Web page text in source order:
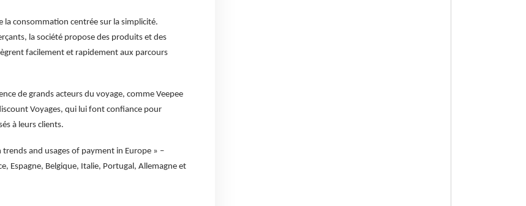
la consommation centrée sur la simplicité.
la société propose des produits et des
facilement et rapidement aux parcours
de grands acteurs du voyage, comme Veepee
Voyages, qui lui font confiance pour
à leurs clients.
and usages of payment in Europe » –
Espagne, Belgique, Italie, Portugal, Allemagne et